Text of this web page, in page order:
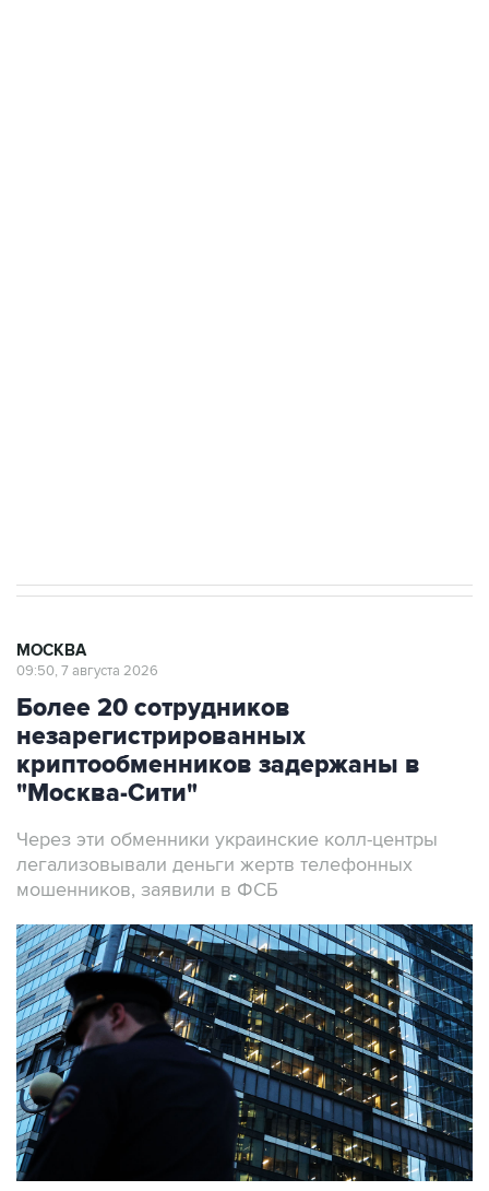
МОСКВА
09:50, 7 августа 2026
Более 20 сотрудников
незарегистрированных
криптообменников задержаны в
"Москва-Сити"
Через эти обменники украинские колл-центры
легализовывали деньги жертв телефонных
мошенников, заявили в ФСБ